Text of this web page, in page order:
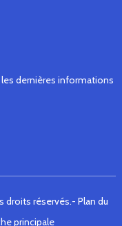
dernières informations
droits réservés.- Plan du
principale